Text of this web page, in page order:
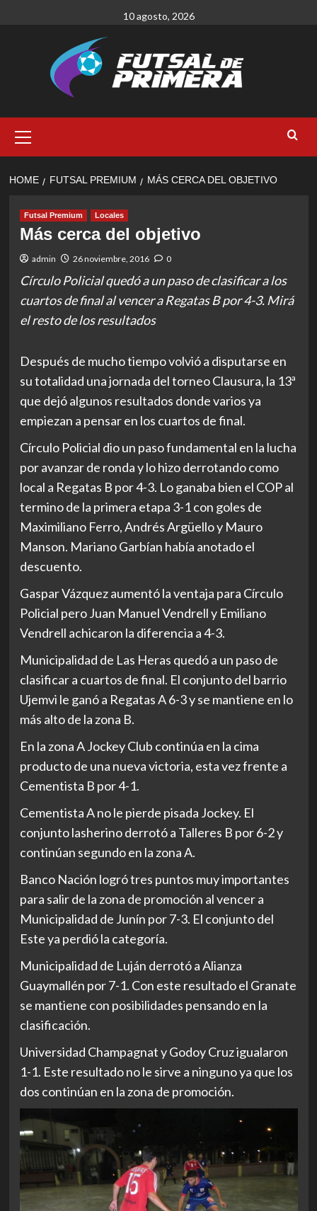
10 agosto, 2026
Menu
HOME FUTSAL PREMIUM MÁS CERCA DEL OBJETIVO
Futsal Premium Locales
Más cerca del objetivo
admin 26 noviembre, 2016 0
Círculo Policial quedó a un paso de clasificar a los
cuartos de final al vencer a Regatas B por 4-3. Mirá
el resto de los resultados
Después de mucho tiempo volvió a disputarse en
su totalidad una jornada del torneo Clausura, la 13ª
que dejó algunos resultados donde varios ya
empiezan a pensar en los cuartos de final.
Círculo Policial dio un paso fundamental en la lucha
por avanzar de ronda y lo hizo derrotando como
local a Regatas B por 4-3. Lo ganaba bien el COP al
termino de la primera etapa 3-1 con goles de
Maximiliano Ferro, Andrés Argüello y Mauro
Manson. Mariano Garbían había anotado el
descuento.
Gaspar Vázquez aumentó la ventaja para Círculo
Policial pero Juan Manuel Vendrell y Emiliano
Vendrell achicaron la diferencia a 4-3.
Municipalidad de Las Heras quedó a un paso de
clasificar a cuartos de final. El conjunto del barrio
Ujemvi le ganó a Regatas A 6-3 y se mantiene en lo
más alto de la zona B.
En la zona A Jockey Club continúa en la cima
producto de una nueva victoria, esta vez frente a
Cementista B por 4-1.
Cementista A no le pierde pisada Jockey. El
conjunto lasherino derrotó a Talleres B por 6-2 y
continúan segundo en la zona A.
Banco Nación logró tres puntos muy importantes
para salir de la zona de promoción al vencer a
Municipalidad de Junín por 7-3. El conjunto del
Este ya perdió la categoría.
Municipalidad de Luján derrotó a Alianza
Guaymallén por 7-1. Con este resultado el Granate
se mantiene con posibilidades pensando en la
clasificación.
Universidad Champagnat y Godoy Cruz igualaron
1-1. Este resultado no le sirve a ninguno ya que los
dos continúan en la zona de promoción.